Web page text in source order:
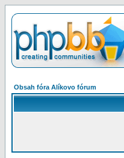
Obsah fóra Alíkovo fórum